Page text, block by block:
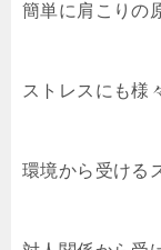
簡単に肩こりの
ストレスにも様
環境から受ける